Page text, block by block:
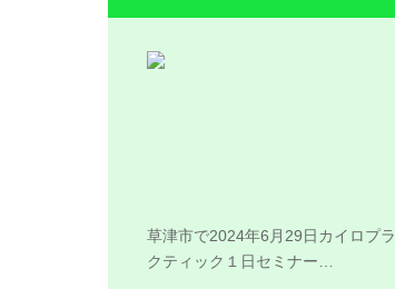
草津市で2024年6月29日カイロプラ
クティック１日セミナー…